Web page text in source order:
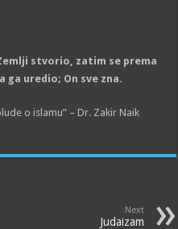
stvorio, zatim se prema
ga uredio; On sve zna.
o islamu” – Dr. Zakir Naik
Next
Judaizam